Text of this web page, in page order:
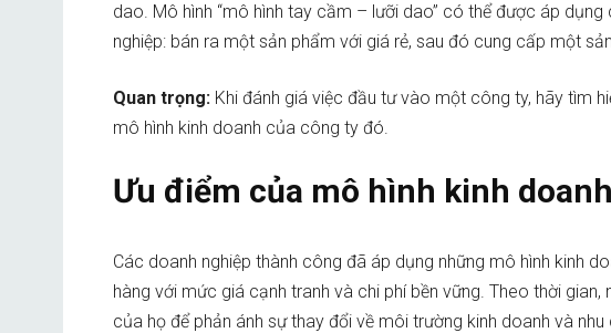
dao. Mô hình “mô hình tay cầm – lưỡi dao” có thể được áp
nghiệp: bán ra một sản phẩm với giá rẻ, sau đó cung cấp một
Quan trọng: Khi đánh giá việc đầu tư vào một công ty, hãy tìm
mô hình kinh doanh của công ty đó.
Ưu điểm của mô hình kinh doanh
Các doanh nghiệp thành công đã áp dụng những mô hình kinh
hàng với mức giá cạnh tranh và chi phí bền vững. Theo thời
của họ để phản ánh sự thay đổi về môi trường kinh doanh và